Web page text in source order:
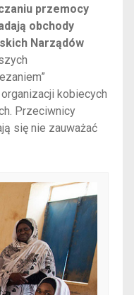
przemocy
obchody
Narządów
kobiecych
Przeciwnicy
się nie zauważać